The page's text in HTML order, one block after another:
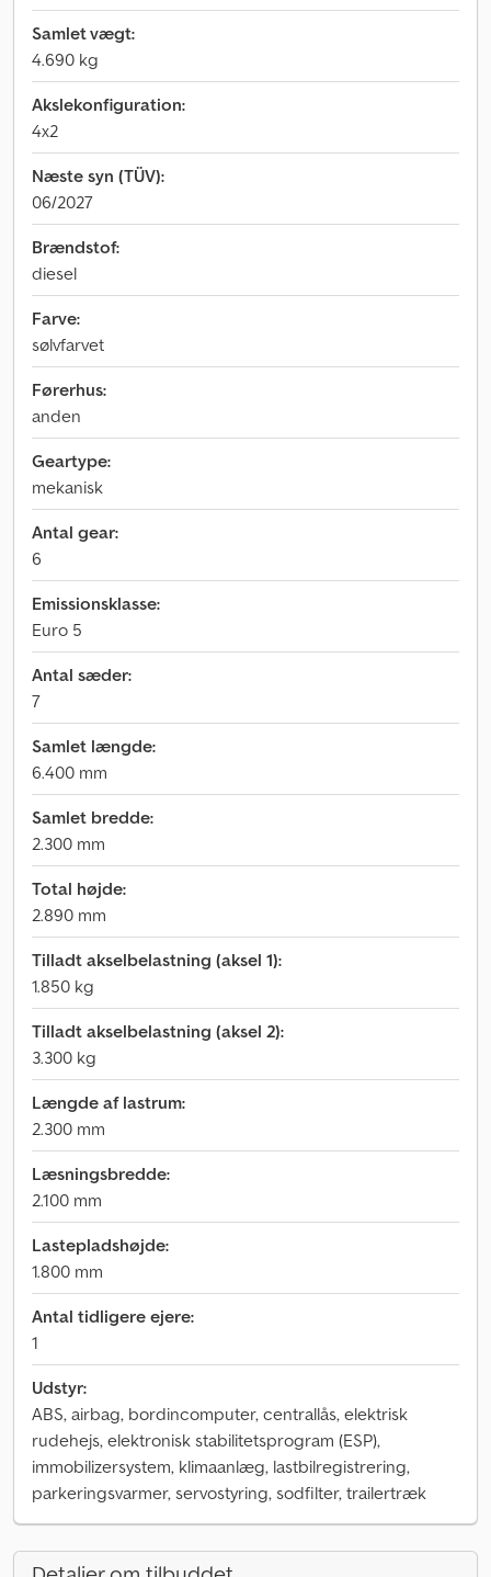
Samlet vægt:
4.690 kg
Akslekonfiguration:
4x2
Næste syn (TÜV):
06/2027
Brændstof:
diesel
Farve:
sølvfarvet
Førerhus:
anden
Geartype:
mekanisk
Antal gear:
6
Emissionsklasse:
Euro 5
Antal sæder:
7
Samlet længde:
6.400 mm
Samlet bredde:
2.300 mm
Total højde:
2.890 mm
Tilladt akselbelastning (aksel 1):
1.850 kg
Tilladt akselbelastning (aksel 2):
3.300 kg
Længde af lastrum:
2.300 mm
Læsningsbredde:
2.100 mm
Lastepladshøjde:
1.800 mm
Antal tidligere ejere:
1
Udstyr:
ABS, airbag, bordincomputer, centrallås, elektrisk
rudehejs, elektronisk stabilitetsprogram (ESP),
immobilizersystem, klimaanlæg, lastbilregistrering,
parkeringsvarmer, servostyring, sodfilter, trailertræk